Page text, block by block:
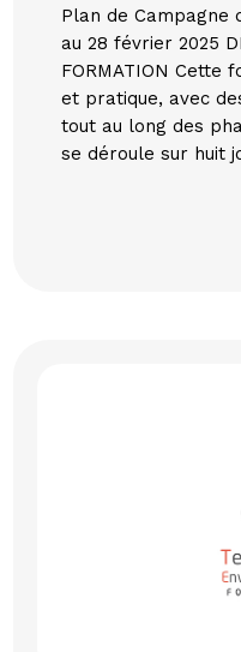
Plan de Campagne
au 28 février 2025
FORMATION Cette
et pratique, avec
tout au long des
se déroule sur huit